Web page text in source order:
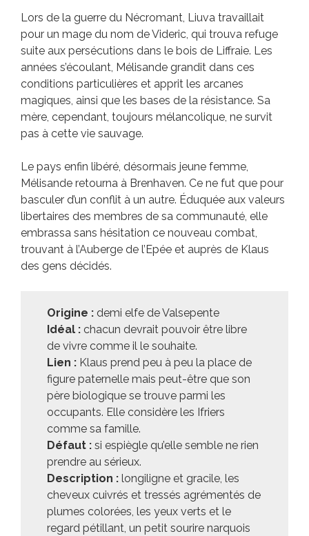
Lors de la guerre du Nécromant, Liuva travaillait
pour un mage du nom de Videric, qui trouva refuge
suite aux persécutions dans le bois de Liffraie. Les
années s’écoulant, Mélisande grandit dans ces
conditions particulières et apprit les arcanes
magiques, ainsi que les bases de la résistance. Sa
mère, cependant, toujours mélancolique, ne survit
pas à cette vie sauvage.
Le pays enfin libéré, désormais jeune femme,
Mélisande retourna à Brenhaven. Ce ne fut que pour
basculer d’un conflit à un autre. Éduquée aux valeurs
libertaires des membres de sa communauté, elle
embrassa sans hésitation ce nouveau combat,
trouvant à l’Auberge de l’Epée et auprès de Klaus
des gens décidés.
Origine : demi elfe de Valsepente
Idéal : chacun devrait pouvoir être libre
de vivre comme il le souhaite.
Lien : Klaus prend peu à peu la place de
figure paternelle mais peut-être que son
père biologique se trouve parmi les
occupants. Elle considère les Ifriers
comme sa famille.
Défaut : si espiègle qu’elle semble ne rien
prendre au sérieux.
Description : longiligne et gracile, les
cheveux cuivrés et tressés agrémentés de
plumes colorées, les yeux verts et le
regard pétillant, un petit sourire narquois